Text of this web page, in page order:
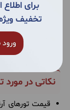
برای اطلاع
تخفیف
ورود
گشت و گذار
راهنمای فارسی
بیمه مسافرتی
نکاتی در مورد
قیمت تورهای